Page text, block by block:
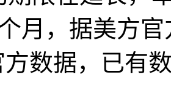
月，据美方
数据，已有